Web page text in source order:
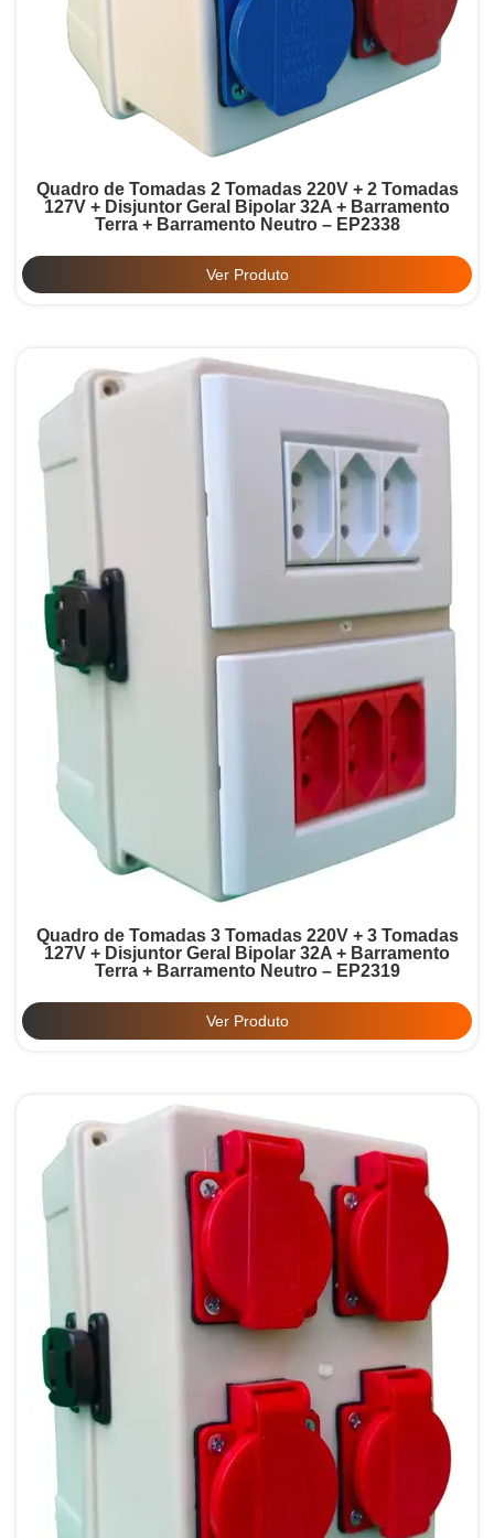
Quadro de Tomadas 2 Tomadas 220V + 2 Tomadas
127V + Disjuntor Geral Bipolar 32A + Barramento
Terra + Barramento Neutro – EP2338
Ver Produto
Quadro de Tomadas 3 Tomadas 220V + 3 Tomadas
127V + Disjuntor Geral Bipolar 32A + Barramento
Terra + Barramento Neutro – EP2319
Ver Produto